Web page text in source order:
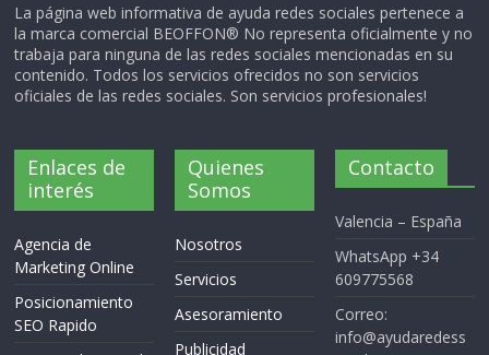
La página web informativa de ayuda redes sociales pertenece a
la marca comercial BEOFFON® No representa oficialmente y no
trabaja para ninguna de las redes sociales mencionadas en su
contenido. Todos los servicios ofrecidos no son servicios
oficiales de las redes sociales. Son servicios profesionales!
Enlaces de
interés
Agencia de
Marketing Online
Posicionamiento
SEO Rapido
Quienes
Somos
Nosotros
Servicios
Asesoramiento
Publicidad
Contacto
Valencia – España
WhatsApp +34
609775568
Correo:
info@ayudaredess